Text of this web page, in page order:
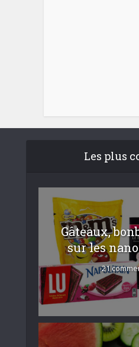
Les plus
Gâteaux,
sur les
21